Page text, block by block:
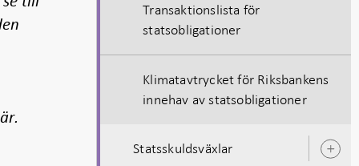
Transaktionslista för
statsobligationer
Klimatavtrycket för Riksbankens
innehav av statsobligationer
Statsskuldsväxlar